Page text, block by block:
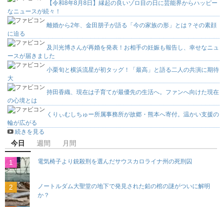
【令和8年8月8日】縁起の良いゾロ目の日に芸能界からハッピー
なニュースが続々！
離婚から2年、金田朋子が語る「今の家族の形」とは？その素顔
に迫る
及川光博さんが再婚を発表！お相手の妊娠も報告し、幸せなニュ
ースが届きました
小栗旬と横浜流星が初タッグ！「最高」と語る二人の共演に期待
大
持田香織、現在は子育てが最優先の生活へ。ファンへ向けた現在
の心境とは
くりぃむしちゅー所属事務所が故郷・熊本へ寄付。温かい支援の
輪が広がる
続きを見る
今日 週間 月間
電気椅子より銃殺刑を選んだサウスカロライナ州の死刑囚
ノートルダム大聖堂の地下で発見された鉛の棺の謎がついに解明
か？